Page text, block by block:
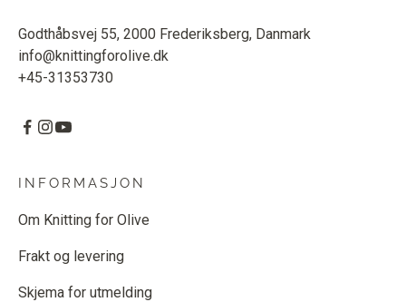
Godthåbsvej 55, 2000 Frederiksberg, Danmark
info@knittingforolive.dk
+45-31353730
INFORMASJON
Om Knitting for Olive
Frakt og levering
Skjema for utmelding